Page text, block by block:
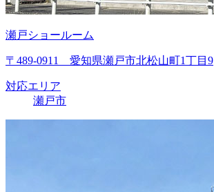
瀬戸ショールーム
〒489-0911 愛知県瀬戸市北松山町1丁目9
対応エリア
瀬戸市